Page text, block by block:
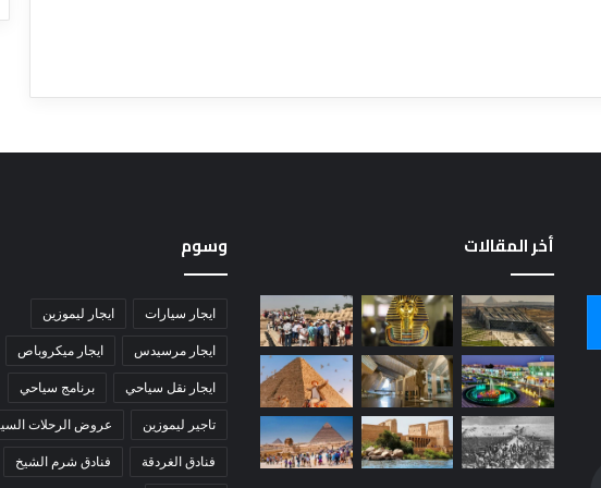
أخر المقالات وسوم
ايجار سيارات ايجار ليموزين
ايجار مرسيدس ايجار ميكروباص
ايجار نقل سياحي برنامج سياحي
تاجير ليموزين عروض الرحلات
فنادق الغردقة فنادق شرم الشيخ